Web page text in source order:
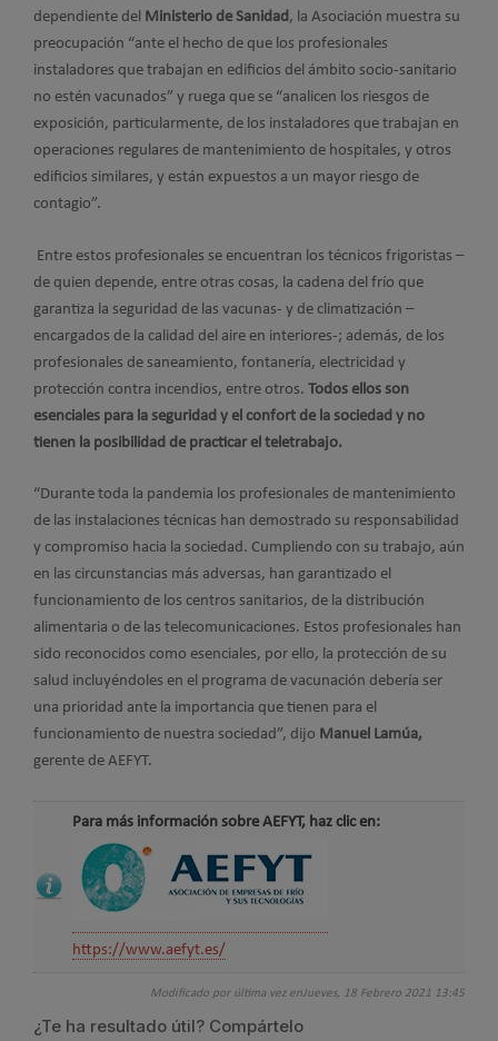
dependiente del Ministerio de Sanidad, la Asociación muestra su
preocupación “ante el hecho de que los profesionales
instaladores que trabajan en edificios del ámbito socio-sanitario
no estén vacunados” y ruega que se “analicen los riesgos de
exposición, particularmente, de los instaladores que trabajan en
operaciones regulares de mantenimiento de hospitales, y otros
edificios similares, y están expuestos a un mayor riesgo de
contagio”.
Entre estos profesionales se encuentran los técnicos frigoristas –
de quien depende, entre otras cosas, la cadena del frío que
garantiza la seguridad de las vacunas- y de climatización –
encargados de la calidad del aire en interiores-; además, de los
profesionales de saneamiento, fontanería, electricidad y
protección contra incendios, entre otros. Todos ellos son
esenciales para la seguridad y el confort de la sociedad y no
tienen la posibilidad de practicar el teletrabajo.
“Durante toda la pandemia los profesionales de mantenimiento
de las instalaciones técnicas han demostrado su responsabilidad
y compromiso hacia la sociedad. Cumpliendo con su trabajo, aún
en las circunstancias más adversas, han garantizado el
funcionamiento de los centros sanitarios, de la distribución
alimentaria o de las telecomunicaciones. Estos profesionales han
sido reconocidos como esenciales, por ello, la protección de su
salud incluyéndoles en el programa de vacunación debería ser
una prioridad ante la importancia que tienen para el
funcionamiento de nuestra sociedad”, dijo Manuel Lamúa,
gerente de AEFYT.
Para más información sobre AEFYT, haz clic en:
https://www.aefyt.es/
Modificado por última vez enJueves, 18 Febrero 2021 13:45
¿Te ha resultado útil? Compártelo